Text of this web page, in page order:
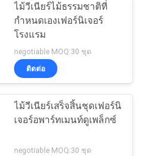
ไม้วีเนียร์ไม้ธรรมชาติที่
กำหนดเองเฟอร์นิเจอร์
โรงแรม
negotiable MOQ:30 ชุด
ติดต่อ
ไม้วีเนียร์เสร็จสิ้นชุดเฟอร์นิ
เจอร์อพาร์ทเมนท์ดูเพล็กซ์
negotiable MOQ:30 ชุด